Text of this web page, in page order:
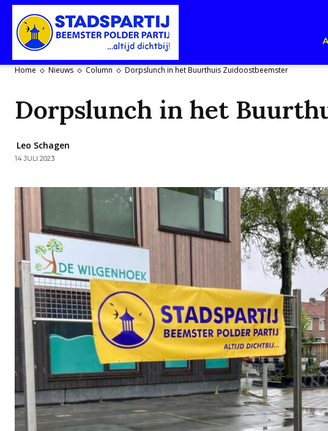
Polderpartij
Home Nieuws Column Dorpslunch in het Buurthuis Zuidoostbeemster
Dorpslunch in het
Leo Schagen
14 JULI 2023